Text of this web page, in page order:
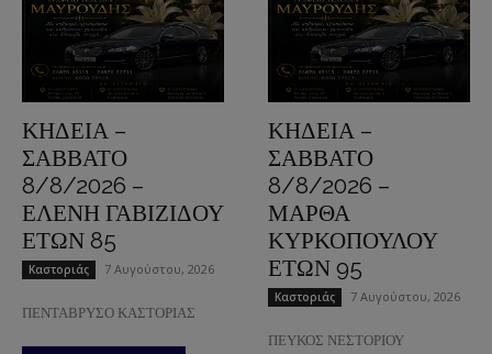
ΚΗΔΕΙΑ –
ΣΑΒΒΑΤΟ
8/8/2026 –
ΕΛΕΝΗ ΓΑΒΙΖΙΔΟΥ
ΕΤΩΝ 85
Καστοριάς 7 Αυγούστου, 2026
ΠΕΝΤΑΒΡΥΣΟ ΚΑΣΤΟΡΙΑΣ
ΚΗΔΕΙΑ –
ΣΑΒΒΑΤΟ
8/8/2026 –
ΜΑΡΘΑ
ΚΥΡΚΟΠΟΥΛΟΥ
ΕΤΩΝ 95
Καστοριάς 7 Αυγούστου, 2026
ΠΕΥΚΟΣ ΝΕΣΤΟΡΙΟΥ